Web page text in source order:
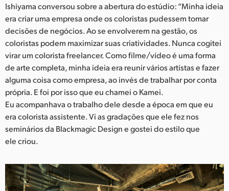
Sweden
Chinese Taipei
Turkey
UAE
Ukraine
United Kingdom
Ishiyama conversou sobre a abertura do estúdio: “Minha ideia
era criar uma empresa onde os coloristas pudessem tomar
decisões de negócios. Ao se envolverem na gestão, os
coloristas podem maximizar suas criatividades. Nunca cogitei
virar um colorista freelancer. Como filme/vídeo é uma forma
de arte completa, minha ideia era reunir vários artistas e fazer
alguma coisa como empresa, ao invés de trabalhar por conta
própria. E foi por isso que eu chamei o Kamei.
Eu acompanhava o trabalho dele desde a época em que eu
era colorista assistente. Vi as gradações que ele fez nos
seminários da Blackmagic Design e gostei do estilo que
ele criou.